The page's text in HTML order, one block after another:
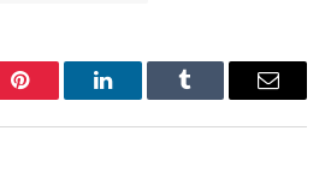
Pinterest LinkedInTumblr Email